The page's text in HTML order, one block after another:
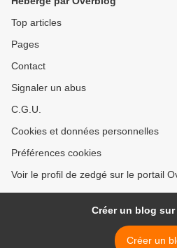
Top articles
Pages
Contact
Signaler un abus
C.G.U.
Cookies et données personnelles
Préférences cookies
Voir le profil de zedgé sur le portail
Créer un blog
Créer un